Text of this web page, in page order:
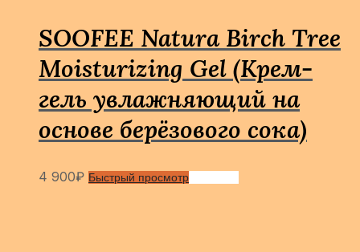
SOOFEE Natura Birch Tree
Moisturizing Gel (Крем-
гель увлажняющий на
основе берёзового сока)
4 900₽ Быстрый просмотр